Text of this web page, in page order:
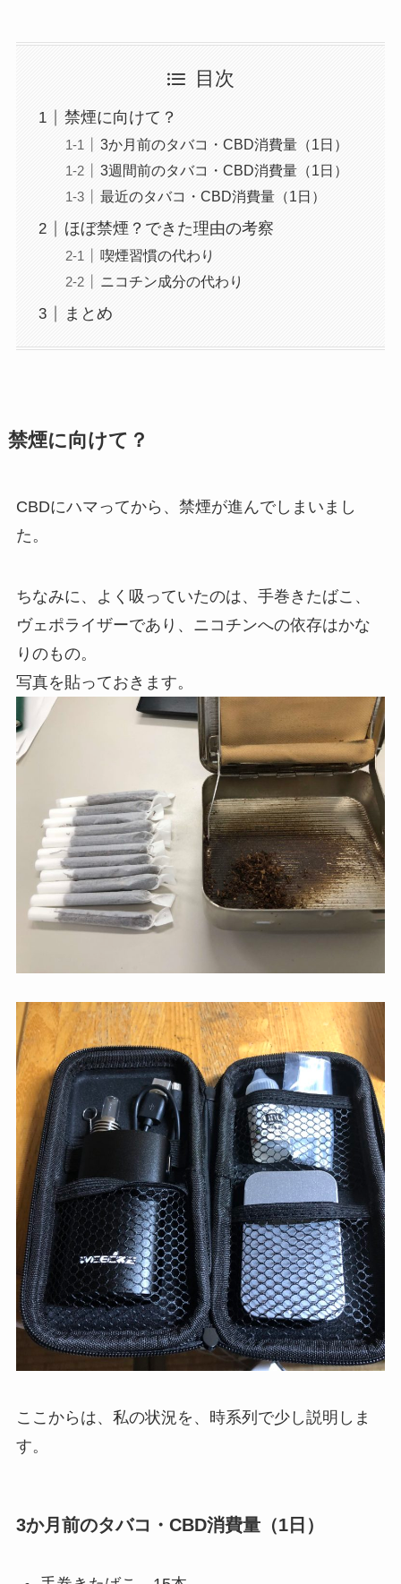
目次
禁煙に向けて？
3か月前のタバコ・CBD消費量（1日）
3週間前のタバコ・CBD消費量（1日）
最近のタバコ・CBD消費量（1日）
ほぼ禁煙？できた理由の考察
喫煙習慣の代わり
ニコチン成分の代わり
まとめ
禁煙に向けて？
CBDにハマってから、禁煙が進んでしまいまし
た。
ちなみに、よく吸っていたのは、手巻きたばこ、
ヴェポライザーであり、ニコチンへの依存はかな
りのもの。
写真を貼っておきます。
ここからは、私の状況を、時系列で少し説明しま
す。
3か月前のタバコ・CBD消費量（1日）